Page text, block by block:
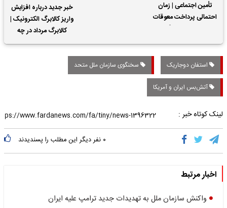
تأمین اجتماعی | زمان
احتمالی پرداخت معوقات
خبر جدید درباره افزایش
واریز کالابرگ الکترونیک |
کالابرگ مرداد در چه
تاریخی واریز خواهد شد؟
استفان دوجاریک سخنگوی سازمان ملل متحد
آتش‌بس ایران و آمریکا
لینک کوتاه خبر :
۰ نفر دیگر این مطلب را پسندیدند
اخبار مرتبط
واکنش سازمان ملل به تهدیدات جدید ترامپ علیه ایران